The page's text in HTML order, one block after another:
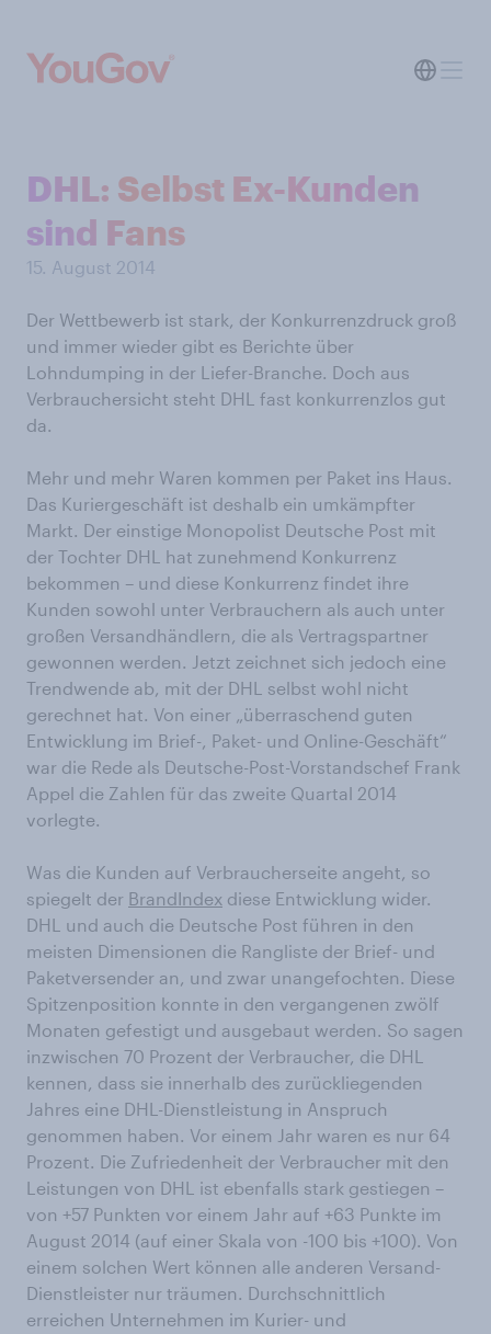
DHL: Selbst Ex-Kunden
sind Fans
15. August 2014
Der Wettbewerb ist stark, der Konkurrenzdruck groß
und immer wieder gibt es Berichte über
Lohndumping in der Liefer-Branche. Doch aus
Verbrauchersicht steht DHL fast konkurrenzlos gut
da.
Mehr und mehr Waren kommen per Paket ins Haus.
Das Kuriergeschäft ist deshalb ein umkämpfter
Markt. Der einstige Monopolist Deutsche Post mit
der Tochter DHL hat zunehmend Konkurrenz
bekommen – und diese Konkurrenz findet ihre
Kunden sowohl unter Verbrauchern als auch unter
großen Versandhändlern, die als Vertragspartner
gewonnen werden. Jetzt zeichnet sich jedoch eine
Trendwende ab, mit der DHL selbst wohl nicht
gerechnet hat. Von einer „überraschend guten
Entwicklung im Brief-, Paket- und Online-Geschäft“
war die Rede als Deutsche-Post-Vorstandschef Frank
Appel die Zahlen für das zweite Quartal 2014
vorlegte.
Was die Kunden auf Verbraucherseite angeht, so
spiegelt der BrandIndex diese Entwicklung wider.
DHL und auch die Deutsche Post führen in den
meisten Dimensionen die Rangliste der Brief- und
Paketversender an, und zwar unangefochten. Diese
Spitzenposition konnte in den vergangenen zwölf
Monaten gefestigt und ausgebaut werden. So sagen
inzwischen 70 Prozent der Verbraucher, die DHL
kennen, dass sie innerhalb des zurückliegenden
Jahres eine DHL-Dienstleistung in Anspruch
genommen haben. Vor einem Jahr waren es nur 64
Prozent. Die Zufriedenheit der Verbraucher mit den
Leistungen von DHL ist ebenfalls stark gestiegen –
von +57 Punkten vor einem Jahr auf +63 Punkte im
August 2014 (auf einer Skala von -100 bis +100). Von
einem solchen Wert können alle anderen Versand-
Dienstleister nur träumen. Durchschnittlich
erreichen Unternehmen im Kurier- und